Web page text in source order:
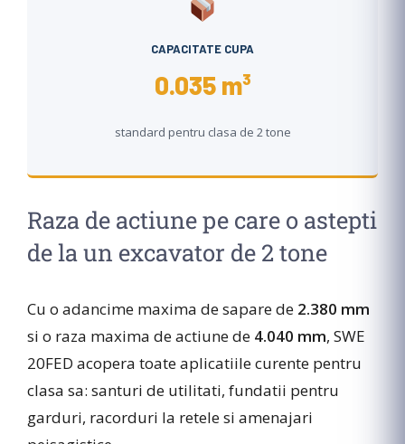
CAPACITATE CUPA
0.035 m³
standard pentru clasa de 2 tone
Raza de actiune pe care o astepti
de la un excavator de 2 tone
Cu o adancime maxima de sapare de 2.380 mm
si o raza maxima de actiune de 4.040 mm, SWE
20FED acopera toate aplicatiile curente pentru
clasa sa: santuri de utilitati, fundatii pentru
garduri, racorduri la retele si amenajari